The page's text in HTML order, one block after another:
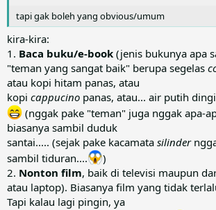
tapi gak boleh yang obvious/umum
kira-kira:
1. Baca buku/e-book (jenis bukunya apa
"teman yang sangat baik" berupa segelas
atau kopi hitam panas, atau
kopi cappucino panas, atau... air putih
(nggak pake "teman" juga nggak apa-
biasanya sambil duduk
santai..... (sejak pake kacamata silinder
sambil tiduran....
)
2. Nonton film, baik di televisi maupun
atau laptop). Biasanya film yang tidak
Tapi kalau lagi pingin, ya